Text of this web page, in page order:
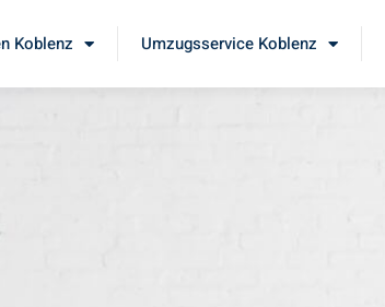
Koblenz Umzugsservice Koblenz